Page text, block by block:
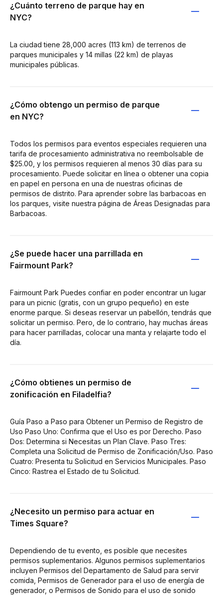
¿Cuánto terreno de parque hay en
NYC?
La ciudad tiene 28,000 acres (113 km) de terrenos de
parques municipales y 14 millas (22 km) de playas
municipales públicas.
¿Cómo obtengo un permiso de parque
en NYC?
Todos los permisos para eventos especiales requieren una
tarifa de procesamiento administrativa no reembolsable de
$25.00, y los permisos requieren al menos 30 días para su
procesamiento. Puede solicitar en línea o obtener una copia
en papel en persona en una de nuestras oficinas de
permisos de distrito. Para aprender sobre las barbacoas en
los parques, visite nuestra página de Áreas Designadas para
Barbacoas.
¿Se puede hacer una parrillada en
Fairmount Park?
Fairmount Park Puedes confiar en poder encontrar un lugar
para un picnic (gratis, con un grupo pequeño) en este
enorme parque. Si deseas reservar un pabellón, tendrás que
solicitar un permiso. Pero, de lo contrario, hay muchas áreas
para hacer parrilladas, colocar una manta y relajarte todo el
día.
¿Cómo obtienes un permiso de
zonificación en Filadelfia?
Guía Paso a Paso para Obtener un Permiso de Registro de
Uso Paso Uno: Confirma que el Uso es por Derecho. Paso
Dos: Determina si Necesitas un Plan Clave. Paso Tres:
Completa una Solicitud de Permiso de Zonificación/Uso. Paso
Cuatro: Presenta tu Solicitud en Servicios Municipales. Paso
Cinco: Rastrea el Estado de tu Solicitud.
¿Necesito un permiso para actuar en
Times Square?
Dependiendo de tu evento, es posible que necesites
permisos suplementarios. Algunos permisos suplementarios
incluyen Permisos del Departamento de Salud para servir
comida, Permisos de Generador para el uso de energía de
generador, o Permisos de Sonido para el uso de sonido